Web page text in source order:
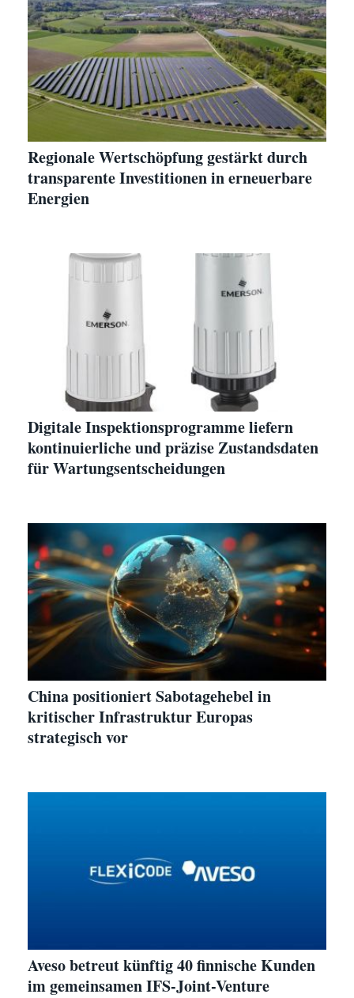
Regionale Wertschöpfung gestärkt durch
transparente Investitionen in erneuerbare
Energien
Digitale Inspektionsprogramme liefern
kontinuierliche und präzise Zustandsdaten
für Wartungsentscheidungen
China positioniert Sabotagehebel in
kritischer Infrastruktur Europas
strategisch vor
Aveso betreut künftig 40 finnische Kunden
im gemeinsamen IFS-Joint-Venture